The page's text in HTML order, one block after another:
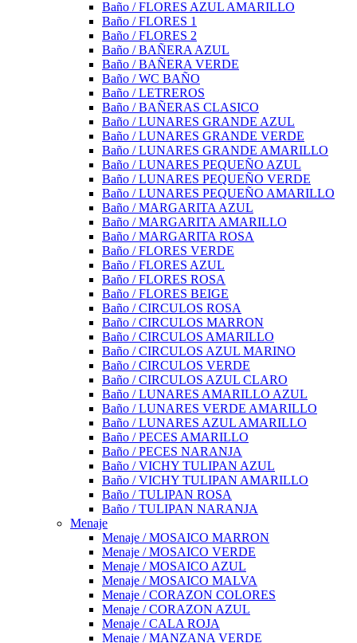
Baño / FLORES AZUL AMARILLO
Baño / FLORES 1
Baño / FLORES 2
Baño / BAÑERA AZUL
Baño / BAÑERA VERDE
Baño / WC BAÑO
Baño / LETREROS
Baño / BAÑERAS CLASICO
Baño / LUNARES GRANDE AZUL
Baño / LUNARES GRANDE VERDE
Baño / LUNARES GRANDE AMARILLO
Baño / LUNARES PEQUEÑO AZUL
Baño / LUNARES PEQUEÑO VERDE
Baño / LUNARES PEQUEÑO AMARILLO
Baño / MARGARITA AZUL
Baño / MARGARITA AMARILLO
Baño / MARGARITA ROSA
Baño / FLORES VERDE
Baño / FLORES AZUL
Baño / FLORES ROSA
Baño / FLORES BEIGE
Baño / CIRCULOS ROSA
Baño / CIRCULOS MARRON
Baño / CIRCULOS AMARILLO
Baño / CIRCULOS AZUL MARINO
Baño / CIRCULOS VERDE
Baño / CIRCULOS AZUL CLARO
Baño / LUNARES AMARILLO AZUL
Baño / LUNARES VERDE AMARILLO
Baño / LUNARES AZUL AMARILLO
Baño / PECES AMARILLO
Baño / PECES NARANJA
Baño / VICHY TULIPAN AZUL
Baño / VICHY TULIPAN AMARILLO
Baño / TULIPAN ROSA
Baño / TULIPAN NARANJA
Menaje
Menaje / MOSAICO MARRON
Menaje / MOSAICO VERDE
Menaje / MOSAICO AZUL
Menaje / MOSAICO MALVA
Menaje / CORAZON COLORES
Menaje / CORAZON AZUL
Menaje / CALA ROJA
Menaje / MANZANA VERDE